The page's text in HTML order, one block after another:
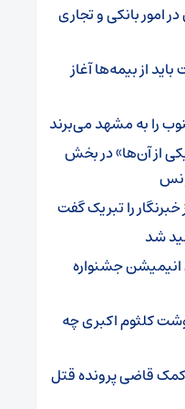
بانکی و تجاری
از بیمه‌ها آغاز
را به مشهد می‌برند
از آن‌ها» در بخش
را تبریک گفت
شد
جشنواره
کلثوم اکبری چه
قاضی پرونده قتل